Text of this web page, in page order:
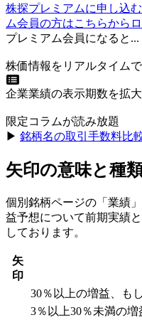
株探プレミアムに申し込む
ム会員の方はこちらから
プレミアム会員になると...
株価情報をリアルタイム
企業業績の表示期数を拡大
限定コラムが読み放題
▶︎ 銘柄名の取引手数料比
矢印の意味と種
個別銘柄ページの「業績
益予想について前期実績
しております。
矢
印
30％以上の増益、も
3％以上30％未満の